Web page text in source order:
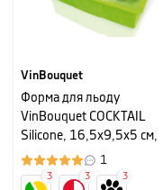
VinBouquet
Форма для льоду
VinBouquet COCKTAIL
Silicone, 16,5х9,5х5 см,
зелений
1
3 3 3